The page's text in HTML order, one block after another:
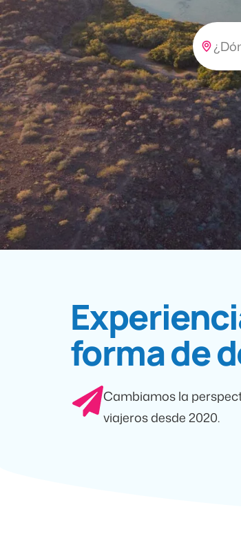
forma de
Cambiamos la
viajeros desde 2020.